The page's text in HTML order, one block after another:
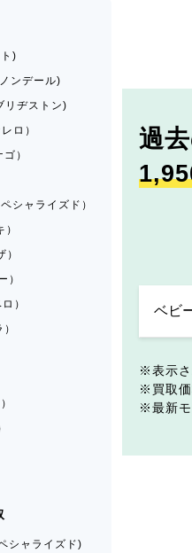
過
表示
買取
最新
)
ンデール)
リヂストン)
ロ）
）
シャライズド）
）
）
シャライズド)